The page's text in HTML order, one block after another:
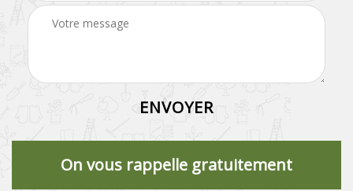
On vous rappelle gratuitement